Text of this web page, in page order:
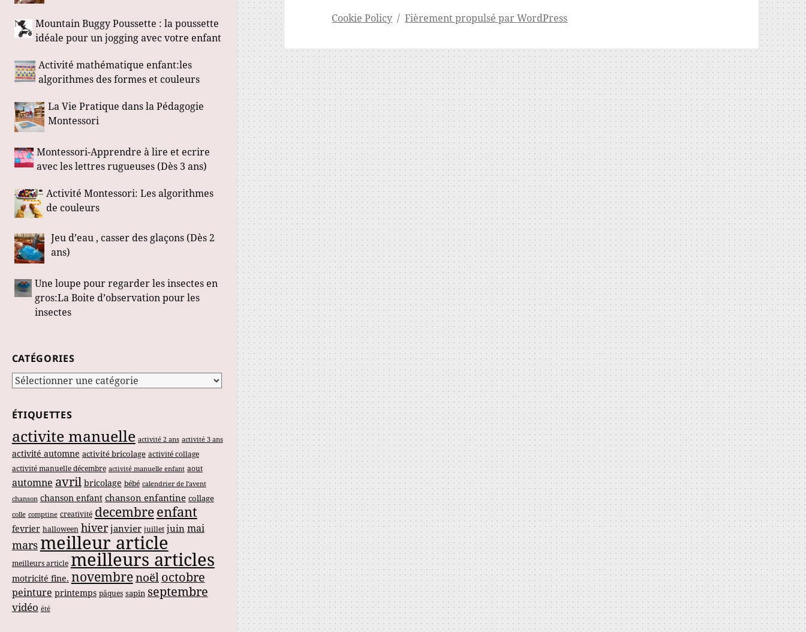
Mountain Buggy Poussette : la poussette
idéale pour un jogging avec votre enfant
Activité mathématique enfant:les
algorithmes des formes et couleurs
La Vie Pratique dans la Pédagogie
Montessori
Montessori-Apprendre à lire et ecrire
avec les lettres rugueuses (Dès 3 ans)
Activité Montessori: Les algorithmes
de couleurs
Jeu d’eau , casser des glaçons (Dès 2
ans)
Une loupe pour regarder les insectes en
gros:La Boite d’observation pour les
insectes
CATÉGORIES
Catégories
ÉTIQUETTES
activite manuelle activité 2 ans activité 3 ans
activité automne activité bricolage activité collage
activité manuelle décembre activité manuelle enfant aout
automne avril bricolage bébé calendrier de l'avent
chanson chanson enfant chanson enfantine collage
colle comptine creativité decembreenfant
fevrier halloween hiver janvier juillet juin mai
marsmeilleur article
meilleurs article meilleurs articles
motricité fine. novembrenoëloctobre
peinture printemps pâques sapin septembre
vidéo été
Cookie Policy Fièrement propulsé par WordPress